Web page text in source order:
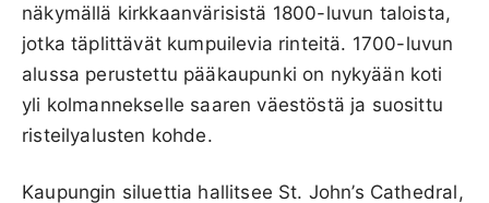
näkymällä kirkkaanvärisistä 1800-luvun taloista,
jotka täplittävät kumpuilevia rinteitä. 1700-luvun
alussa perustettu pääkaupunki on nykyään koti
yli kolmannekselle saaren väestöstä ja suosittu
risteilyalusten kohde.
Kaupungin siluettia hallitsee St. John’s Cathedral,